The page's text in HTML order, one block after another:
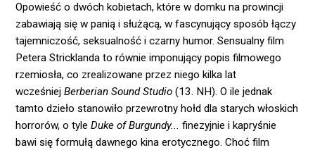
Opowieść o dwóch kobietach, które w domku na prowincji
zabawiają się w panią i służącą, w fascynujący sposób łączy
tajemniczość, seksualność i czarny humor. Sensualny film
Petera Stricklanda to równie imponujący popis filmowego
rzemiosła, co zrealizowane przez niego kilka lat
wcześniejBerberian Sound Studio (13. NH). O ile jednak
tamto dzieło stanowiło przewrotny hołd dla starych włoskich
horrorów, o tyleDuke of Burgundy... finezyjnie i kapryśnie
bawi się formułą dawnego kina erotycznego. Choć film